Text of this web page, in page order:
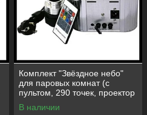
Комплект "Звёздное небо"
для паровых комнат (с
пультом, 290 точек, проектор
27W, эффект мерцания)
В наличии